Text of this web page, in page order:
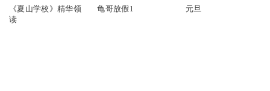
《夏山学校》精华领
读
龟哥放假1 元旦